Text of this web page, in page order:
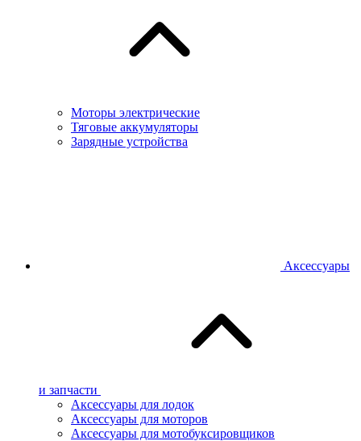
Моторы электрические
Тяговые аккумуляторы
Зарядные устройства
Аксессуары
и запчасти
Аксессуары для лодок
Аксессуары для моторов
Аксессуары для мотобуксировщиков